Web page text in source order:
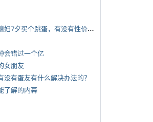
*
想请教有经验的蛋友，想给媳妇7夕买个跳蛋，有没有性价比高的推荐
会错过一个亿
女朋友
有蛋友有什么解决办法的？
了解的内幕